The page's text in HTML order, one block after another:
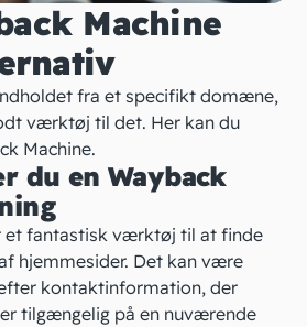
Machine
fra et specifikt domæne,
værktøj til det. Her kan du
Machine.
du en Wayback
et fantastisk værktøj til at finde
hjemmesider. Det kan være
kontaktinformation, der
tilgængelig på en nuværende